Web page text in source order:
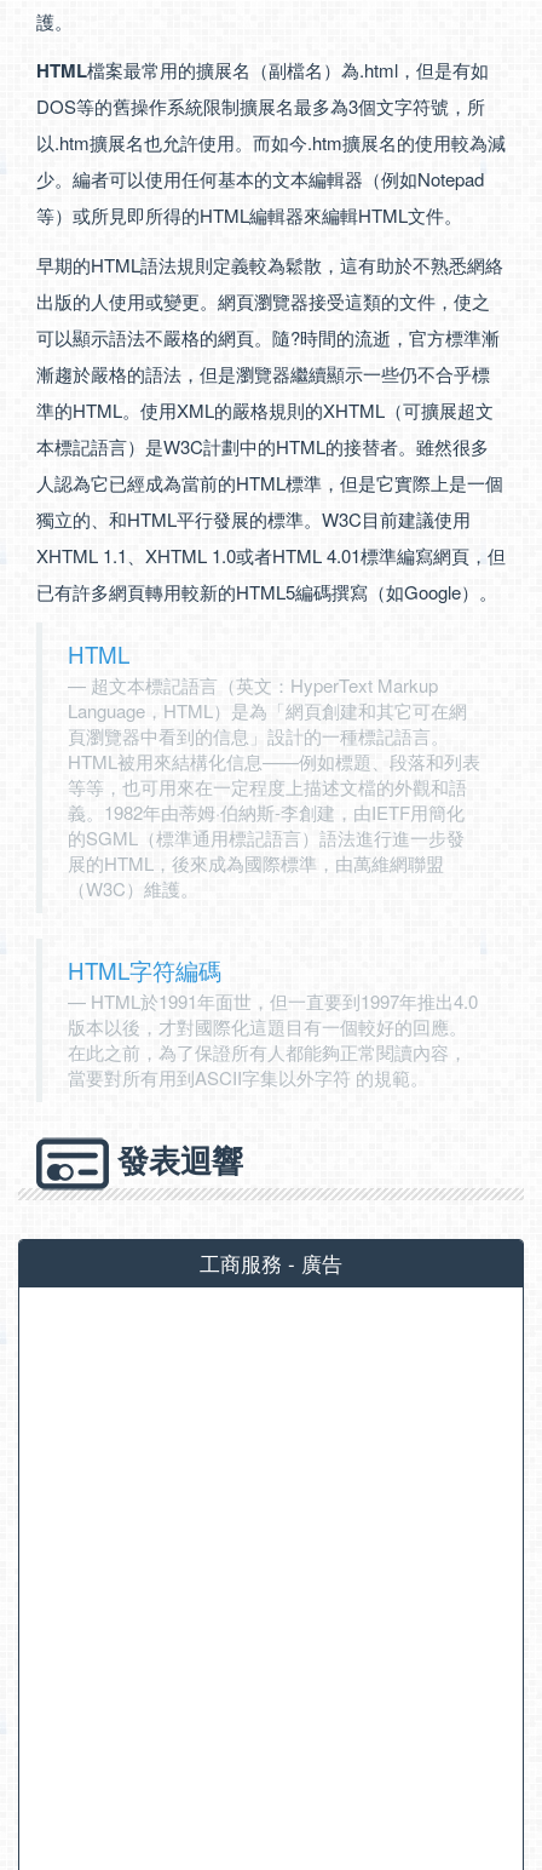
護。
HTML檔案最常用的擴展名（副檔名）為.html，但是有如
DOS等的舊操作系統限制擴展名最多為3個文字符號，所
以.htm擴展名也允許使用。而如今.htm擴展名的使用較為減
少。編者可以使用任何基本的文本編輯器（例如Notepad
等）或所見即所得的HTML編輯器來編輯HTML文件。
早期的HTML語法規則定義較為鬆散，這有助於不熟悉網絡
出版的人使用或變更。網頁瀏覽器接受這類的文件，使之
可以顯示語法不嚴格的網頁。隨?時間的流逝，官方標準漸
漸趨於嚴格的語法，但是瀏覽器繼續顯示一些仍不合乎標
準的HTML。使用XML的嚴格規則的XHTML（可擴展超文
本標記語言）是W3C計劃中的HTML的接替者。雖然很多
人認為它已經成為當前的HTML標準，但是它實際上是一個
獨立的、和HTML平行發展的標準。W3C目前建議使用
XHTML 1.1、XHTML 1.0或者HTML 4.01標準編寫網頁，但
已有許多網頁轉用較新的HTML5編碼撰寫（如Google）。
HTML
超文本標記語言（英文：HyperText Markup
Language，HTML）是為「網頁創建和其它可在網
頁瀏覽器中看到的信息」設計的一種標記語言。
HTML被用來結構化信息——例如標題、段落和列表
等等，也可用來在一定程度上描述文檔的外觀和語
義。1982年由蒂姆·伯納斯-李創建，由IETF用簡化
的SGML（標準通用標記語言）語法進行進一步發
展的HTML，後來成為國際標準，由萬維網聯盟
（W3C）維護。
HTML字符編碼
HTML於1991年面世，但一直要到1997年推出4.0
版本以後，才對國際化這題目有一個較好的回應。
在此之前，為了保證所有人都能夠正常閱讀內容，
當要對所有用到ASCII字集以外字符 的規範。
發表迴響
工商服務 - 廣告